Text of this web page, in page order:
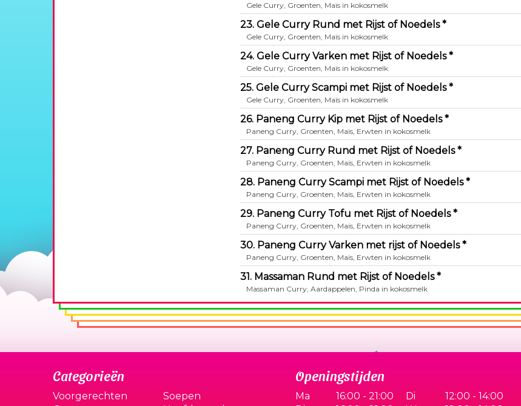
Gele Curry, Groenten, Maïs in kokosmelk
23. Gele Curry Rund met Rijst of Noedels *
Gele Curry, Groenten, Maïs in kokosmelk
24. Gele Curry Varken met Rijst of Noedels *
Gele Curry, Groenten, Maïs in kokosmelk
25. Gele Curry Scampi met Rijst of Noedels *
Gele Curry, Groenten, Maïs in kokosmelk
26. Paneng Curry Kip met Rijst of Noedels *
Paneng Curry, Groenten, Maïs, Erwten in kokosmelk
27. Paneng Curry Rund met Rijst of Noedels *
Paneng Curry, Groenten, Maïs, Erwten in kokosmelk
28. Paneng Curry Scampi met Rijst of Noedels *
Paneng Curry, Groenten, Maïs, Erwten in kokosmelk
29. Paneng Curry Tofu met Rijst of Noedels *
Paneng Curry, Groenten, Maïs, Erwten in kokosmelk
30. Paneng Curry Varken met rijst of Noedels *
Paneng Curry, Groenten, Maïs, Erwten in kokosmelk
31. Massaman Rund met Rijst of Noedels *
Massaman Curry, Aardappelen, Pinda in kokosmelk
Categorieën
Voorgerechten
Soepen
Openingstijden
Ma 16:00 - 21:00 Di
12:00 - 14:00